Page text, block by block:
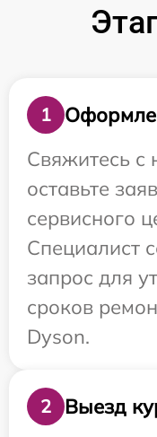
1
Свяжитесь с
оставьте
сервисного
Специалист
запрос для
сроков
Dyson.
2
Выезд